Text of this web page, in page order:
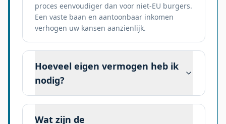
proces eenvoudiger dan voor niet-EU burgers.
Een vaste baan en aantoonbaar inkomen
verhogen uw kansen aanzienlijk.
Hoeveel eigen vermogen heb ik
nodig?
Wat zijn de